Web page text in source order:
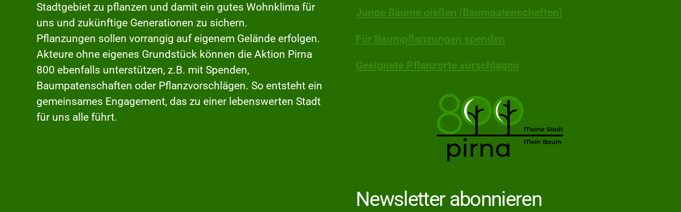
Stadtgebiet zu pflanzen und damit ein gutes Wohnklima für
uns und zukünftige Generationen zu sichern.
Pflanzungen sollen vorrangig auf eigenem Gelände erfolgen.
Akteure ohne eigenes Grundstück können die Aktion Pirna
800 ebenfalls unterstützen, z.B. mit Spenden,
Baumpatenschaften oder Pflanzvorschlägen. So entsteht ein
gemeinsames Engagement, das zu einer lebenswerten Stadt
für uns alle führt.
Junge Bäume gießen (Baumpatenschaften)
Für Baumpflanzungen spenden
Geeignete Pflanzorte vorschlagen
Newsletter abonnieren